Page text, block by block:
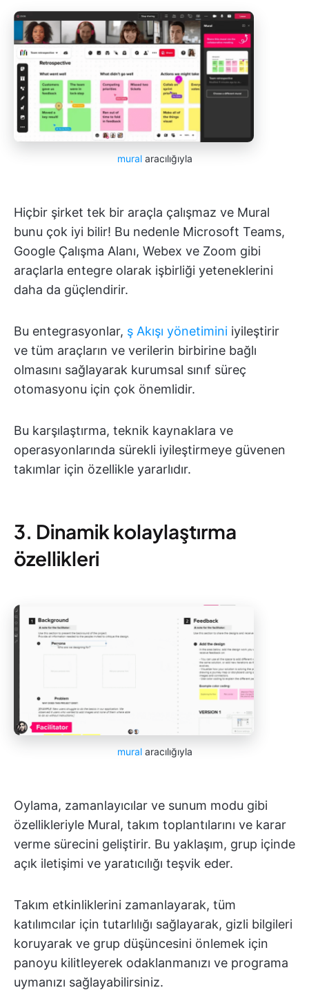
muralaracılığıyla
Hiçbir şirket tek bir araçla çalışmaz ve Mural
bunu çok iyi bilir! Bu nedenle Microsoft Teams,
Google Çalışma Alanı, Webex ve Zoom gibi
araçlarla entegre olarak işbirliği yeteneklerini
daha da güçlendirir.
Bu entegrasyonlar, ş Akışı yönetimini iyileştirir
ve tüm araçların ve verilerin birbirine bağlı
olmasını sağlayarak kurumsal sınıf süreç
otomasyonu için çok önemlidir.
Bu karşılaştırma, teknik kaynaklara ve
operasyonlarında sürekli iyileştirmeye güvenen
takımlar için özellikle yararlıdır.
3. Dinamik kolaylaştırma
özellikleri
muralaracılığıyla
Oylama, zamanlayıcılar ve sunum modu gibi
özellikleriyle Mural, takım toplantılarını ve karar
verme sürecini geliştirir. Bu yaklaşım, grup içinde
açık iletişimi ve yaratıcılığı teşvik eder.
Takım etkinliklerini zamanlayarak, tüm
katılımcılar için tutarlılığı sağlayarak, gizli bilgileri
koruyarak ve grup düşüncesini önlemek için
panoyu kilitleyerek odaklanmanızı ve programa
uymanızı sağlayabilirsiniz.